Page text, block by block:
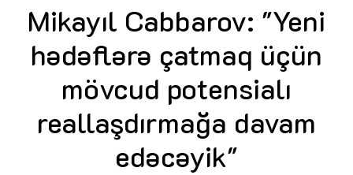
Mikayıl Cabbarov: "Yeni
hədəflərə çatmaq üçün
mövcud potensialı
reallaşdırmağa davam
edəcəyik"